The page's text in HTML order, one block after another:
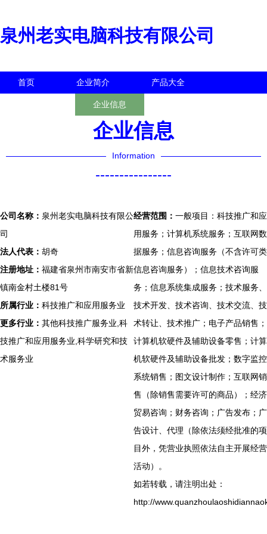
泉州老实电脑科技有限公司
首页 企业简介 产品大全
企业信息
企业信息
Information
----------------
公司名称： 泉州老实电脑科技有限公
司
法人代表： 胡奇
注册地址： 福建省泉州市南安市省新
镇南金村土楼81号
所属行业： 科技推广和应用服务业
更多行业： 其他科技推广服务业,科
技推广和应用服务业,科学研究和技
术服务业
经营范围： 一般项目：科技推广和应
用服务；计算机系统服务；互联网数
据服务；信息咨询服务（不含许可类
信息咨询服务）；信息技术咨询服
务；信息系统集成服务；技术服务、
技术开发、技术咨询、技术交流、技
术转让、技术推广；电子产品销售；
计算机软硬件及辅助设备零售；计算
机软硬件及辅助设备批发；数字监控
系统销售；图文设计制作；互联网销
售（除销售需要许可的商品）；经济
贸易咨询；财务咨询；广告发布；广
告设计、代理（除依法须经批准的项
目外，凭营业执照依法自主开展经营
活动）。
如若转载，请注明出处：
http://